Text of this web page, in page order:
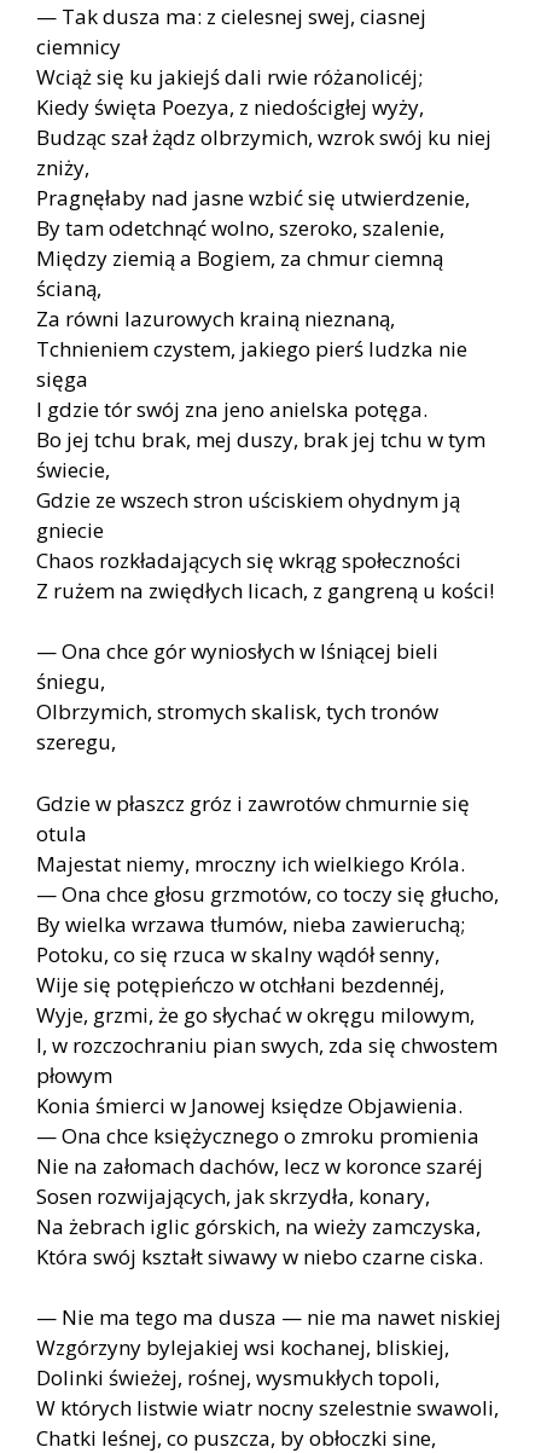
— Tak dusza ma: z cielesnej swej, ciasnej
ciemnicy
Wciąż się ku jakiejś dali rwie różanolicéj;
Kiedy święta Poezya, z niedościgłej wyży,
Budząc szał żądz olbrzymich, wzrok swój ku niej
zniży,
Pragnęłaby nad jasne wzbić się utwierdzenie,
By tam odetchnąć wolno, szeroko, szalenie,
Między ziemią a Bogiem, za chmur ciemną
ścianą,
Za równi lazurowych krainą nieznaną,
Tchnieniem czystem, jakiego pierś ludzka nie
sięga
I gdzie tór swój zna jeno anielska potęga.
Bo jej tchu brak, mej duszy, brak jej tchu w tym
świecie,
Gdzie ze wszech stron uściskiem ohydnym ją
gniecie
Chaos rozkładających się wkrąg społeczności
Z rużem na zwiędłych licach, z gangreną u kości!
— Ona chce gór wyniosłych w lśniącej bieli
śniegu,
Olbrzymich, stromych skalisk, tych tronów
szeregu,
Gdzie w płaszcz gróz i zawrotów chmurnie się
otula
Majestat niemy, mroczny ich wielkiego Króla.
— Ona chce głosu grzmotów, co toczy się głucho,
By wielka wrzawa tłumów, nieba zawieruchą;
Potoku, co się rzuca w skalny wądół senny,
Wije się potępieńczo w otchłani bezdennéj,
Wyje, grzmi, że go słychać w okręgu milowym,
I, w rozczochraniu pian swych, zda się chwostem
płowym
Konia śmierci w Janowej księdze Objawienia.
— Ona chce księżycznego o zmroku promienia
Nie na załomach dachów, lecz w koronce szaréj
Sosen rozwijających, jak skrzydła, konary,
Na żebrach iglic górskich, na wieży zamczyska,
Która swój kształt siwawy w niebo czarne ciska.
— Nie ma tego ma dusza — nie ma nawet niskiej
Wzgórzyny bylejakiej wsi kochanej, bliskiej,
Dolinki świeżej, rośnej, wysmukłych topoli,
W których listwie wiatr nocny szelestnie swawoli,
Chatki leśnej, co puszcza, by obłoczki sine,